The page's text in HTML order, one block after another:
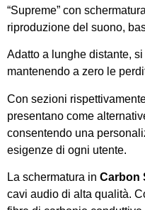
“Supreme” con
riproduzione del suono,
Adatto a lunghe distante,
mantenendo a zero le
Con sezioni
presentano come
consentendo una
esigenze di ogni utente.
La schermatura in Carbon
cavi audio di alta qualità.